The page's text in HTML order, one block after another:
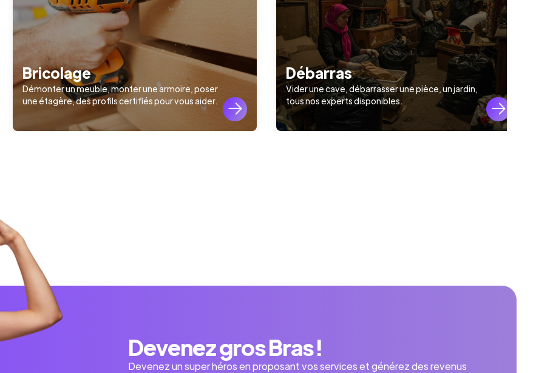
Bricolage
Démonter un meuble, monter une armoire, poser
une étagère, des profils certifiés pour vous aider.
Débarras
Vider une cave, débarrasser une pièce, un jardin,
tous nos experts disponibles.
Devenez gros Bras !
Devenez un super héros en proposant vos services et générez des revenus